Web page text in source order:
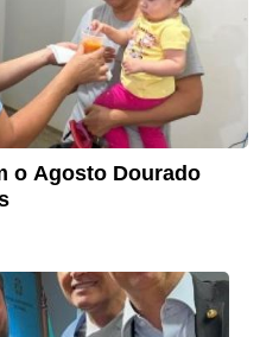
o Agosto Dourado